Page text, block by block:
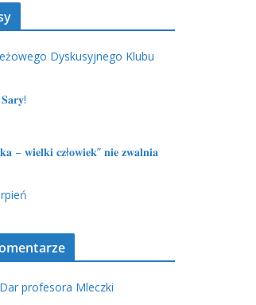
Dyskusyjnego Klubu
– 𝐰𝐢𝐞𝐥𝐤𝐢 𝐜𝐳ł𝐨𝐰𝐢𝐞𝐤” 𝐧𝐢𝐞 𝐳𝐰𝐚𝐥𝐧𝐢𝐚
Dar profesora Mleczki